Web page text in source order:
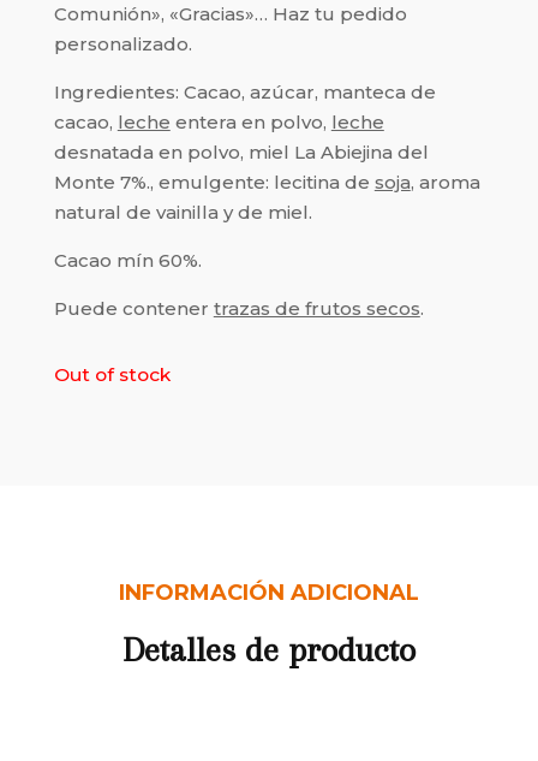
Comunión», «Gracias»… Haz tu pedido
personalizado.
Ingredientes: Cacao, azúcar, manteca de
cacao, leche entera en polvo, leche
desnatada en polvo, miel La Abiejina del
Monte 7%., emulgente: lecitina de soja, aroma
natural de vainilla y de miel.
Cacao mín 60%.
Puede contener trazas de frutos secos.
Out of stock
INFORMACIÓN ADICIONAL
Detalles de producto